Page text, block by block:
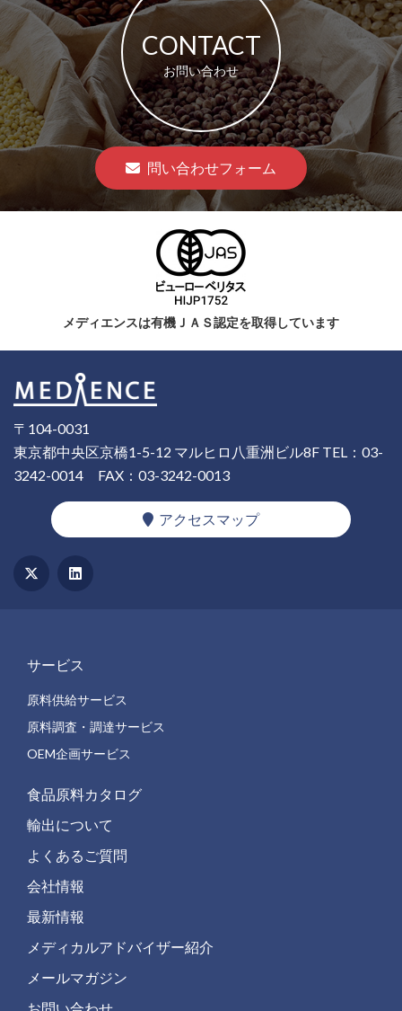
CONTACT
お問い合わせ
問い合わせフォーム
メディエンスは有機ＪＡＳ認定を取得しています
〒104-0031
東京都中央区京橋1-5-12 マルヒロ八重洲ビル8F TEL：03-
3242-0014 FAX：03-3242-0013
アクセスマップ
サービス
原料供給サービス
原料調査・調達サービス
OEM企画サービス
食品原料カタログ
輸出について
よくあるご質問
会社情報
最新情報
メディカルアドバイザー紹介
メールマガジン